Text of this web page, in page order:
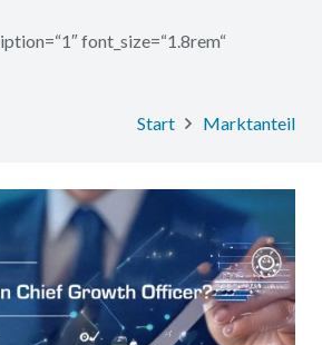
font_size=“1.8rem“
Start Marktanteil